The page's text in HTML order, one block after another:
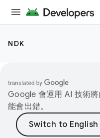
NDK
Google 會運用 AI 技術
能會出錯。